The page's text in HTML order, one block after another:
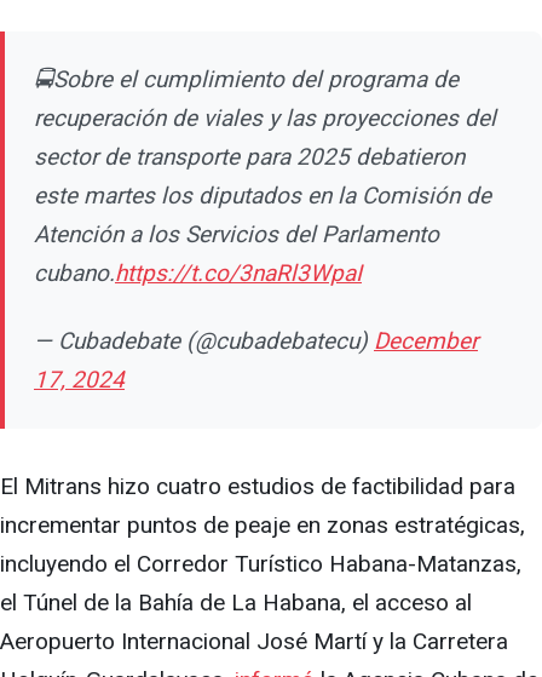
🚍Sobre el cumplimiento del programa de
recuperación de viales y las proyecciones del
sector de transporte para 2025 debatieron
este martes los diputados en la Comisión de
Atención a los Servicios del Parlamento
cubano.https://t.co/3naRl3WpaI
— Cubadebate (@cubadebatecu) December
17, 2024
El Mitrans hizo cuatro estudios de factibilidad para
incrementar puntos de peaje en zonas estratégicas,
incluyendo el Corredor Turístico Habana-Matanzas,
el Túnel de la Bahía de La Habana, el acceso al
Aeropuerto Internacional José Martí y la Carretera